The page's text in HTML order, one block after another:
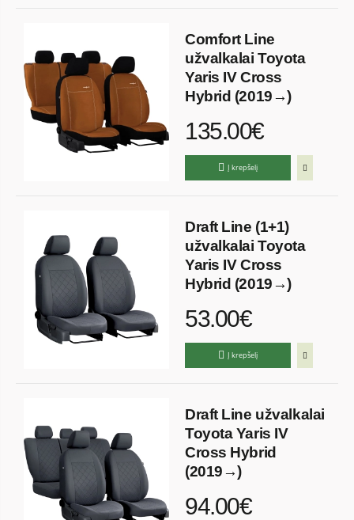
Comfort Line
užvalkalai Toyota
Yaris IV Cross
Hybrid (2019→)
135.00€
Į krepšelį
Draft Line (1+1)
užvalkalai Toyota
Yaris IV Cross
Hybrid (2019→)
53.00€
Į krepšelį
Draft Line užvalkalai
Toyota Yaris IV
Cross Hybrid
(2019→)
94.00€